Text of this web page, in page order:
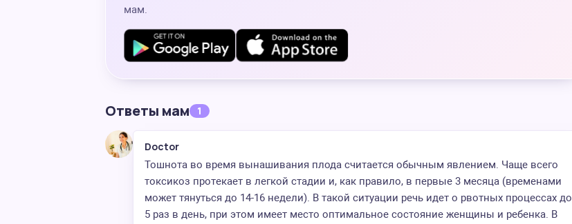
мам.
Ответы мам 1
Doctor
Тошнота во время вынашивания плода считается обычным явлением. Чаще всего
токсикоз протекает в легкой стадии и, как правило, в первые 3 месяца (временами
может тянуться до 14-16 недели). В такой ситуации речь идет о рвотных процессах до
5 раз в день, при этом имеет место оптимальное состояние женщины и ребенка. В